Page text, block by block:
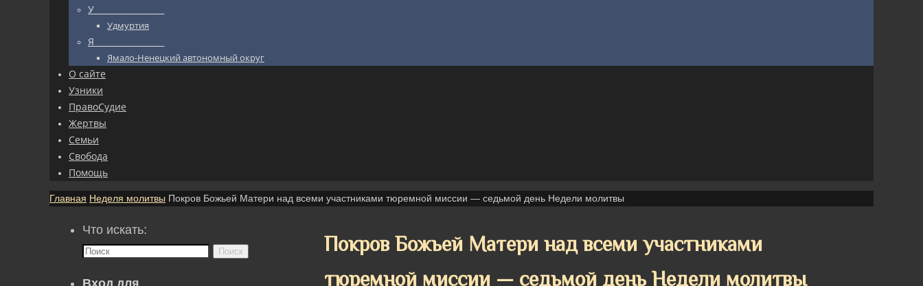
У_________________
Удмуртия
Я_________________
Ямало-Ненецкий автономный округ
О сайте
Узники
ПравоСудие
Жертвы
Семьи
Свобода
Помощь
Главная Неделя молитвы Покров Божьей Матери над всеми участниками тюремной миссии — седьмой день Недели молитвы
Покров Божьей Матери над всеми участниками
тюремной миссии — седьмой день Недели молитвы
Что искать:
Поиск
Вход для